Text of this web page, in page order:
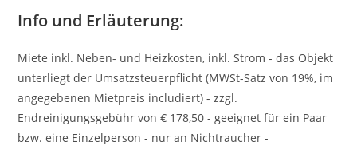
Info und Erläuterung:
Miete inkl. Neben- und Heizkosten, inkl. Strom - das Objekt
unterliegt der Umsatzsteuerpflicht (MWSt-Satz von 19%, im
angegebenen Mietpreis includiert) - zzgl.
Endreinigungsgebühr von € 178,50 - geeignet für ein Paar
bzw. eine Einzelperson - nur an Nichtraucher -